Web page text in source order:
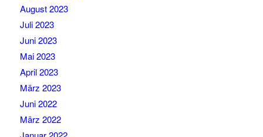
August 2023
Juli 2023
Juni 2023
Mai 2023
April 2023
März 2023
Juni 2022
März 2022